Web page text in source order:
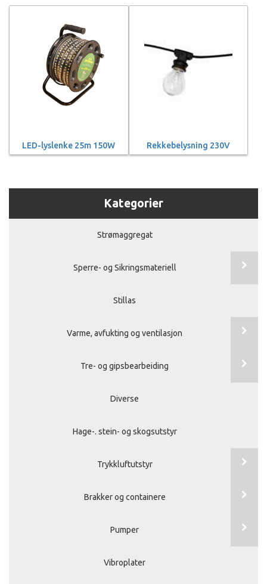
LED-lyslenke 25m 150W Rekkebelysning 230V
Kategorier
Strømaggregat
Sperre- og Sikringsmateriell
Stillas
Varme, avfukting og ventilasjon
Tre- og gipsbearbeiding
Diverse
Hage-. stein- og skogsutstyr
Trykkluftutstyr
Brakker og containere
Pumper
Vibroplater